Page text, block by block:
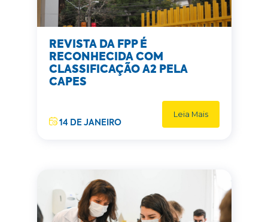
REVISTA DA FPP É
RECONHECIDA COM
CLASSIFICAÇÃO A2 PELA
CAPES
14 DE JANEIRO
Leia Mais